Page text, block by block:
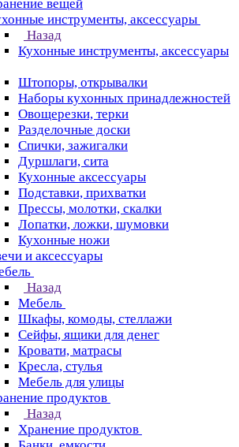
вещей
инструменты, аксессуары
Назад
Кухонные инструменты, аксессуары
Штопоры, открывалки
Наборы кухонных принадлежностей
Овощерезки, терки
Разделочные доски
Спички, зажигалки
Дуршлаги, сита
Кухонные аксессуары
Подставки, прихватки
Прессы, молотки, скалки
Лопатки, ложки, шумовки
Кухонные ножи
и аксессуары
Назад
Мебель
Шкафы, комоды, стеллажи
Сейфы, ящики для денег
Кровати, матрасы
Кресла, стулья
Мебель для улицы
продуктов
Назад
Хранение продуктов